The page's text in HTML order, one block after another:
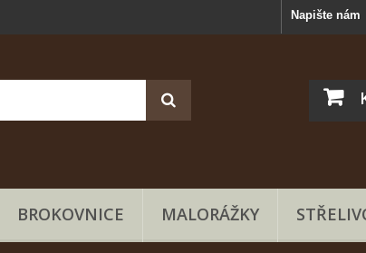
Napište nám
BROKOVNICE MALORÁŽKY